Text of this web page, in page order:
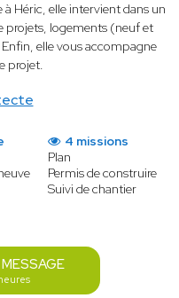
Héric, elle intervient dans un
projets, logements (neuf et
elle vous accompagne
projet.
4 missions
Plan
Permis de construire
Suivi de chantier